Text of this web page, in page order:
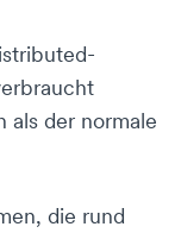
der normale
die rund